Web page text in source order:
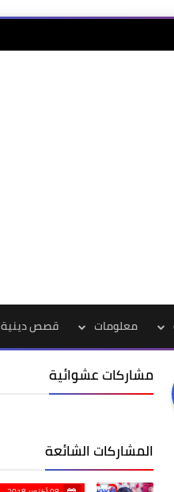
معلومات قصص دينية
مشاركات عشوائية
المشاركات الشائعة